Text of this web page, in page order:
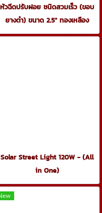
หัวฉีดปรับฝอย ชนิดสวมเร็ว (ขอบ
ยางดำ) ขนาด 2.5" ทองเหลือง
Solar Street Light 120W - (All
in One)